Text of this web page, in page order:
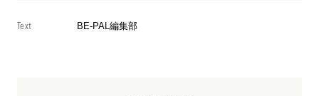
Text BE-PAL編集部